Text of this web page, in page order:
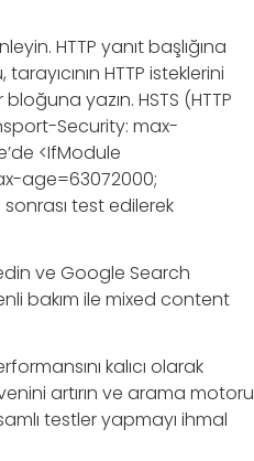
HTTP yanıt başlığına
HTTP isteklerini
yazın. HSTS (HTTP
Security: max-
<IfModule
age=63072000;
test edilerek
ve Google Search
bakım ile mixed content
kalıcı olarak
artırın ve arama motoru
testler yapmayı ihmal